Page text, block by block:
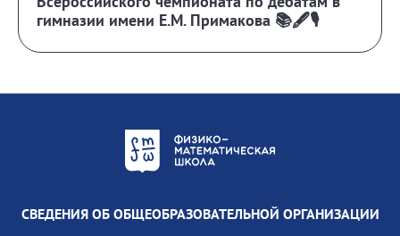
гимназии имени Е.М. Примакова 📚🖋️🎙️
СВЕДЕНИЯ ОБ ОБЩЕОБРАЗОВАТЕЛЬНОЙ ОРГАНИЗАЦИИ